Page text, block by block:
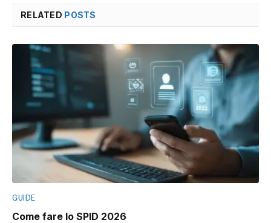
RELATED POSTS
GUIDE
Come fare lo SPID 2026